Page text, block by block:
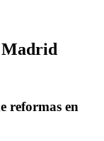
Madrid
reformas en